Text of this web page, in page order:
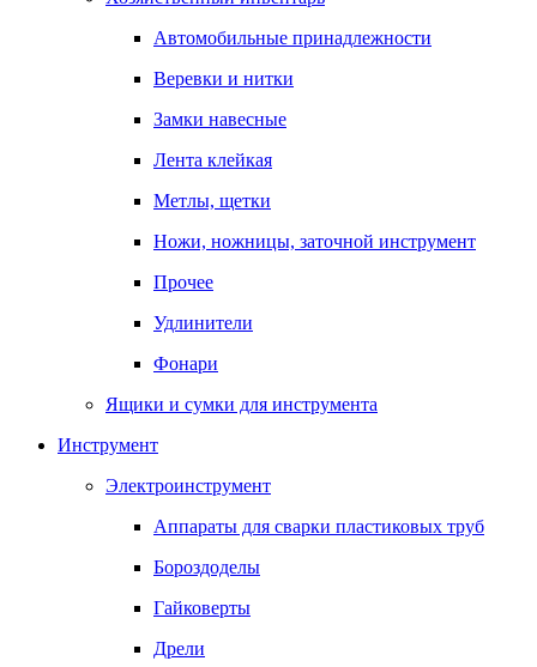
Автомобильные принадлежности
Веревки и нитки
Замки навесные
Лента клейкая
Метлы, щетки
Ножи, ножницы, заточной инструмент
Прочее
Удлинители
Фонари
Ящики и сумки для инструмента
Инструмент
Электроинструмент
Аппараты для сварки пластиковых труб
Бороздоделы
Гайковерты
Дрели